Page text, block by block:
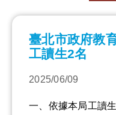
臺北市政府教
工讀生2名
2025/06/09
一、依據本局工讀